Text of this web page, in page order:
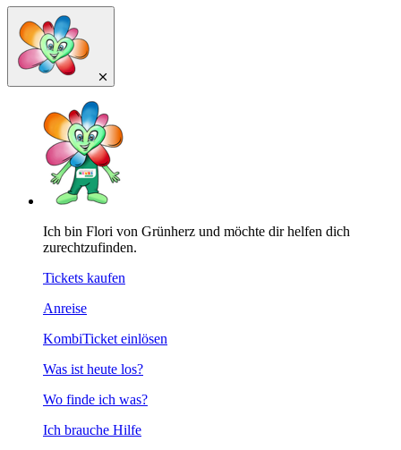
Ich bin Flori von Grünherz und möchte dir helfen dich
zurechtzufinden.
Tickets kaufen
Anreise
KombiTicket einlösen
Was ist heute los?
Wo finde ich was?
Ich brauche Hilfe